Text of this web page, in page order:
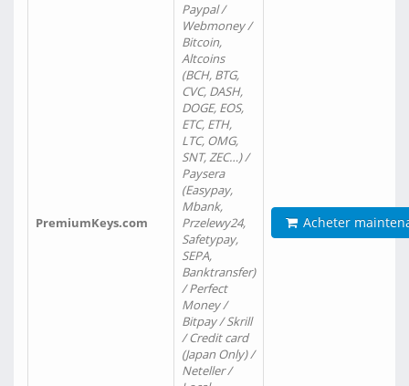
PremiumKeys.com
Paypal /
Webmoney /
Bitcoin,
Altcoins
(BCH, BTG,
CVC, DASH,
DOGE, EOS,
ETC, ETH,
LTC, OMG,
SNT, ZEC…) /
Paysera
(Easypay,
Mbank,
Przelewy24,
Safetypay,
SEPA,
Banktransfer)
/ Perfect
Money /
Bitpay / Skrill
/ Credit card
(Japan Only) /
Neteller /
Acheter